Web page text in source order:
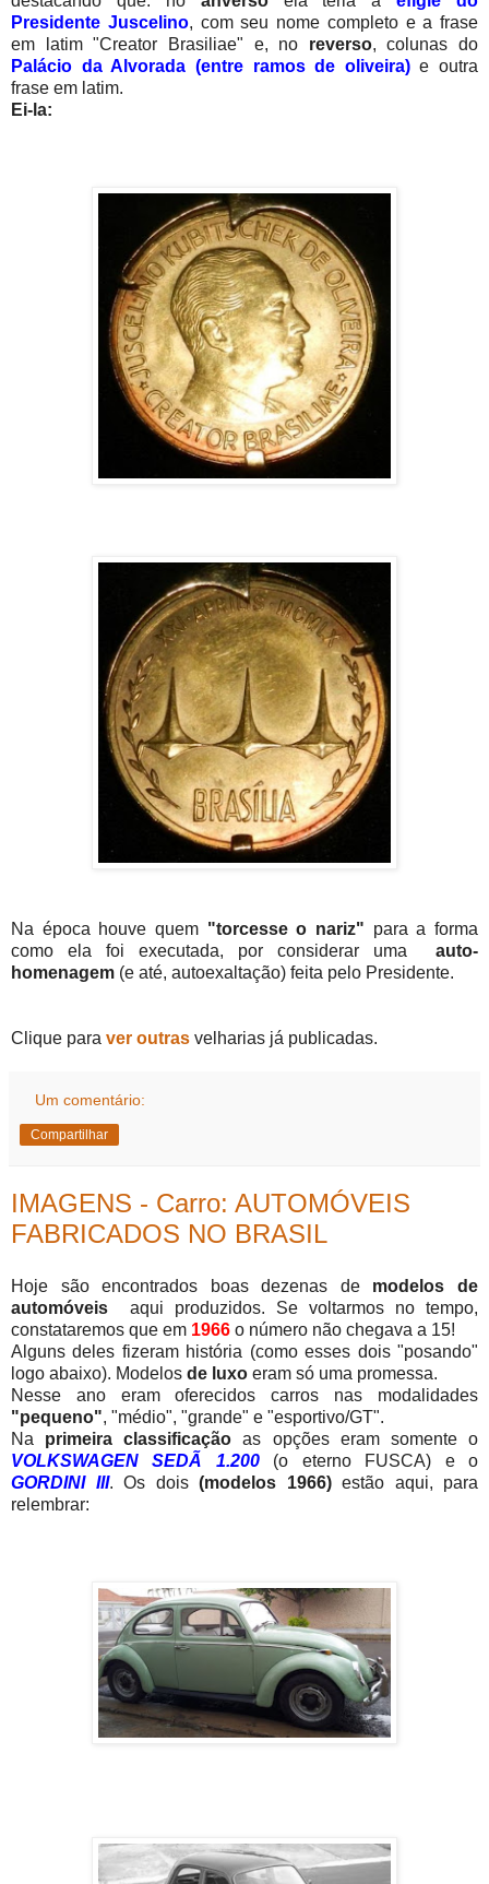
Presidente Juscelino, com seu nome completo e a frase
em latim "Creator Brasiliae" e, no reverso, colunas do
Palácio da Alvorada (entre ramos de oliveira)e outra
frase em latim.
Ei-la:
Na época houve quem "torcesse o nariz" para a forma
como ela foi executada, por considerar uma auto-
homenagem (e até, autoexaltação) feita pelo Presidente.
Clique para ver outras velharias já publicadas.
Um comentário:
Compartilhar
IMAGENS - Carro: AUTOMÓVEIS
FABRICADOS NO BRASIL
Hoje são encontrados boas dezenas de modelos de
automóveis aqui produzidos. Se voltarmos no tempo,
constataremos que em 1966 o número não chegava a 15!
Alguns deles fizeram história (como esses dois "posando"
logo abaixo). Modelos de luxo eram só uma promessa.
Nesse ano eram oferecidos carros nas modalidades
"pequeno", "médio", "grande" e "esportivo/GT".
Na primeira classificação as opções eram somente o
VOLKSWAGEN SEDÃ 1.200(o eterno FUSCA) e o
GORDINI III. Os dois(modelos 1966)estão aqui, para
relembrar: